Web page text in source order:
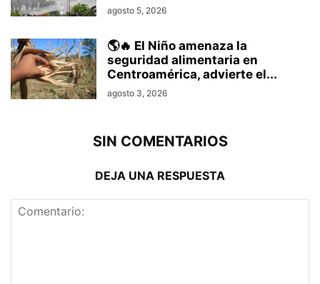
agosto 5, 2026
🌎🔥 El Niño amenaza la
seguridad alimentaria en
Centroamérica, advierte el...
agosto 3, 2026
SIN COMENTARIOS
DEJA UNA RESPUESTA